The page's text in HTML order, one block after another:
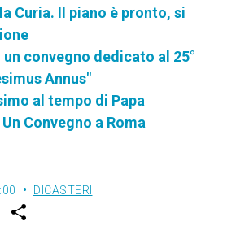
Curia. Il piano è pronto, si
convegno dedicato al 25°
Annus"
al tempo di Papa
Convegno a Roma
DICASTERI
w